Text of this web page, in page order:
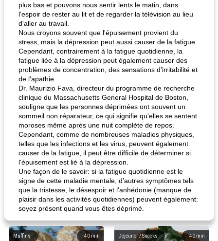
plus bas et pouvons nous sentir lents le matin, dans
l'espoir de rester au lit et de regarder la télévision au lieu
d'aller au travail.
Nous croyons souvent que l'épuisement provient du
stress, mais la dépression peut aussi causer de la fatigue.
Cependant, contrairement à la fatigue quotidienne, la
fatigue liée à la dépression peut également causer des
problèmes de concentration, des sensations d'irritabilité et
de l'apathie.
Dr. Maurizio Fava, directeur du programme de recherche
clinique du Massachusetts General Hospital de Boston,
souligne que les personnes déprimées ont souvent un
sommeil non réparateur, ce qui signifie qu'elles se sentent
moroses même après une nuit complète de repos.
Cependant, comme de nombreuses maladies physiques,
telles que les infections et les virus, peuvent également
causer de la fatigue, il peut être difficile de déterminer si
l'épuisement est lié à la dépression.
Une façon de le savoir: si la fatigue quotidienne est le
signe de cette maladie mentale, d’autres symptômes tels
que la tristesse, le désespoir et l’anhédonie (manque de
plaisir dans les activités quotidiennes) peuvent également:
soyez présent quand vous êtes déprimé.
40 min
Muffins 40 min
Déjeuner / Snacks